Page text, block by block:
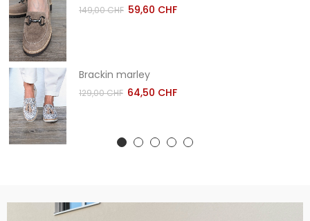
149,00 CHF 59,60 CHF
Brackin marley
129,00 CHF 64,50 CHF